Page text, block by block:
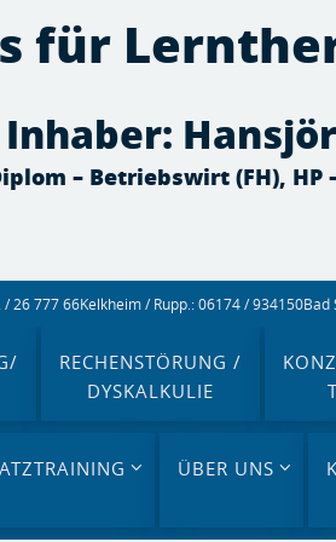
/ 26 777 66Kelkheim / Rupp.: 06174 / 934150Bad
für
Inhaber:
– Betriebswirt (FH),
RECHENSTÖRUNG /
DYSKALKULIE
ÜBER UNS